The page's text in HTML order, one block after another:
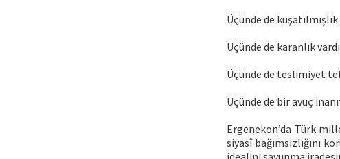
Üçünde de kuşatılmışlık
Üçünde de karanlık
Üçünde de teslimiyet
Üçünde de bir avuç
Ergenekon’da Türk
siyasî bağımsızlığını